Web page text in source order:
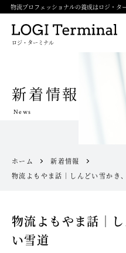
物流プロフェッショナルの養成はロジ・タ
ロジ・ターミナル
新着情報
News
ホーム
新着情報
物流よもやま話｜しんどい雪かき
物流よもやま話｜
い雪道